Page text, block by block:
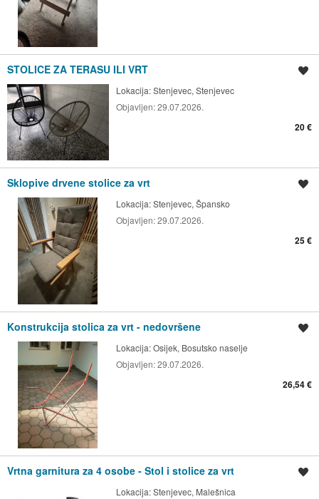
STOLICE ZA TERASU ILI VRT
Lokacija:Stenjevec, Stenjevec
Objavljen:29.07.2026.
20 €
Sklopive drvene stolice za vrt
Lokacija:Stenjevec, Špansko
Objavljen:29.07.2026.
25 €
Konstrukcija stolica za vrt - nedovršene
Lokacija:Osijek, Bosutsko naselje
Objavljen:29.07.2026.
26,54 €
Vrtna garnitura za 4 osobe - Stol i stolice za vrt
Lokacija:Stenjevec, Malešnica